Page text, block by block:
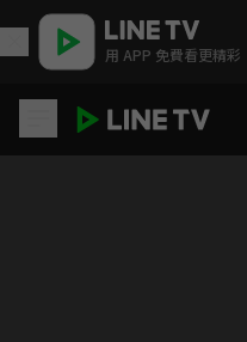
用 APP 免費看更精彩